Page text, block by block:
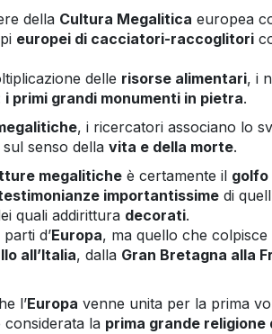
della Cultura Megalitica europea
europei di cacciatori-raccoglitori
delle risorse alimentari, i
i primi grandi monumenti in pietra.
, i ricercatori associano lo
sul senso della vita e della morte.
megalitiche è certamente il golfo
importantissime di
quali addirittura decorati.
d’Europa, ma quello che colpisce
all’Italia, dalla Gran Bretagna alla
l’Europa venne unita per la prima
la prima grande